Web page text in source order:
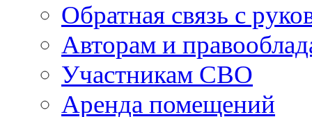
Обратная связь с
Авторам и
Участникам СВО
Аренда помещений